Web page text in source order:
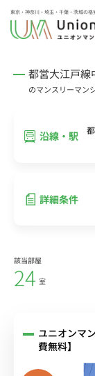
東京・神奈川・埼玉・千葉・茨城の格
都営大江戸線
のマンスリーマン
沿線・駅
詳細条件
該当部屋
24 室
ユニオンマ
費無料】